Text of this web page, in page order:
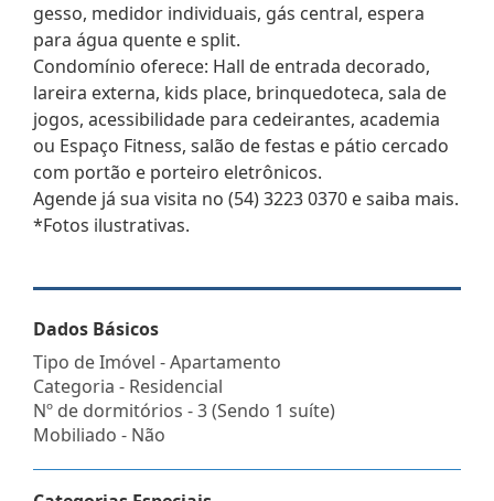
gesso, medidor individuais, gás central, espera
para água quente e split.
Condomínio oferece: Hall de entrada decorado,
lareira externa, kids place, brinquedoteca, sala de
jogos, acessibilidade para cedeirantes, academia
ou Espaço Fitness, salão de festas e pátio cercado
com portão e porteiro eletrônicos.
Agende já sua visita no (54) 3223 0370 e saiba mais.
*Fotos ilustrativas.
Dados Básicos
Tipo de Imóvel - Apartamento
Categoria - Residencial
Nº de dormitórios - 3 (Sendo 1 suíte)
Mobiliado - Não